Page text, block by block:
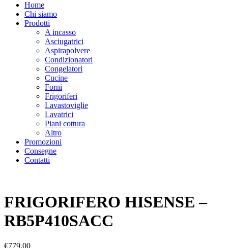
Home
Chi siamo
Prodotti
A incasso
Asciugatrici
Aspirapolvere
Condizionatori
Congelatori
Cucine
Forni
Frigoriferi
Lavastoviglie
Lavatrici
Piani cottura
Altro
Promozioni
Consegne
Contatti
FRIGORIFERO HISENSE –
RB5P410SACC
€779.00